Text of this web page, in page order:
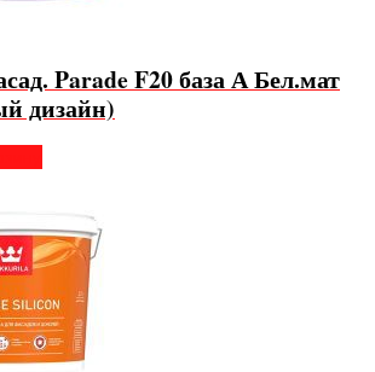
Parade F20 база А Бел.мат
дизайн)